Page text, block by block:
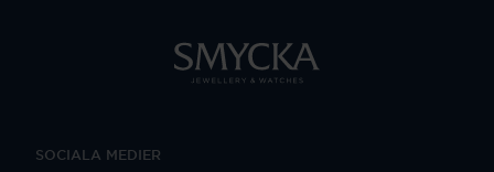
SOCIALA MEDIER